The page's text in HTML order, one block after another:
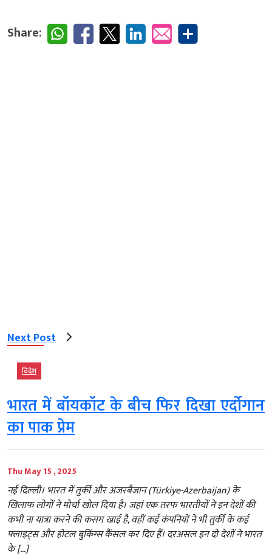
Share:
Next Post
विदेश
भारत में बॉयकॉट के बीच फिर दिखा एर्दोगान
का पाक प्रेम
Thu May 15 , 2025
नई दिल्‍ली। भारत में तुर्की और अजरबैजान (Türkiye-Azerbaijan) के
खिलाफ लोगों ने मोर्चा खोल दिया है। जहां एक तरफ भारतीयों ने इन देशों की
कभी ना यात्रा करने की कसम खाई है, वहीं कई कंपनियों ने भी तुर्की के कई
फ्लाइट्स और होटल बुकिंग्स कैंसल कर दिए हैं। दरअसल इन दो देशों ने भारत
के […]